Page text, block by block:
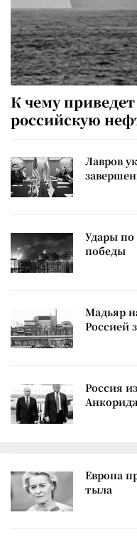
К чему приведет
российскую
Лавров
Удары
победы
Мадьяр
Россией
Россия
Европа
тыла